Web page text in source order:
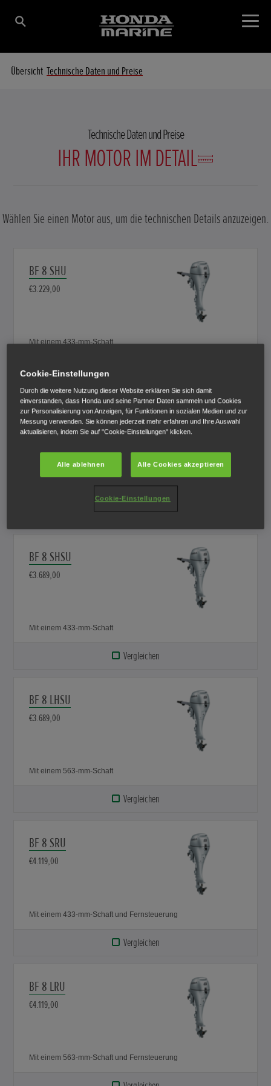
Übersicht Technische Daten und Preise
Technische Daten und Preise
IHR MOTOR IM DETAIL
Wählen Sie einen Motor aus, um die technischen Details anzuzeigen.
BF 8 SHU
€3.229,00
Mit einem 433-mm-Schaft
BF 8 LHU
€3.229,00
Mit einem 563-mm-Schaft
Vergleichen
BF 8 SHSU
€3.689,00
Mit einem 433-mm-Schaft
Vergleichen
BF 8 LHSU
€3.689,00
Mit einem 563-mm-Schaft
Vergleichen
BF 8 SRU
€4.119,00
Mit einem 433-mm-Schaft und Fernsteuerung
Vergleichen
BF 8 LRU
€4.119,00
Mit einem 563-mm-Schaft und Fernsteuerung
Cookie-Einstellungen
Durch die weitere Nutzung dieser Website erklären Sie sich damit
einverstanden, dass Honda und seine Partner Daten sammeln und Cookies
zur Personalisierung von Anzeigen, für Funktionen in sozialen Medien und zur
Messung verwenden. Sie können jederzeit mehr erfahren und Ihre Auswahl
aktualisieren, indem Sie auf "Cookie-Einstellungen" klicken.
Alle ablehnen Alle Cookies akzeptieren
Cookie-Einstellungen